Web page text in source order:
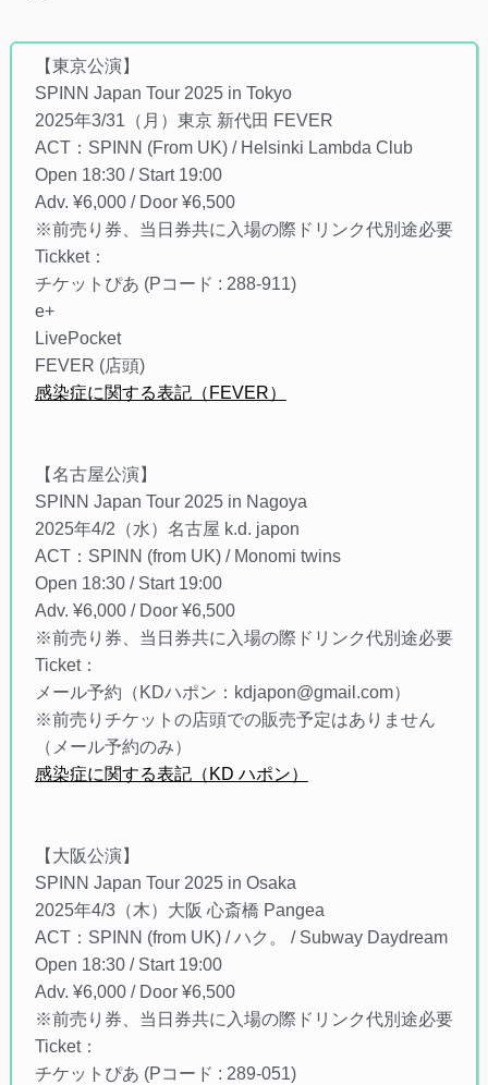
【東京公演】
SPINN Japan Tour 2025 in Tokyo
2025年3/31（月）東京 新代田 FEVER
ACT：SPINN (From UK) / Helsinki Lambda Club
Open 18:30 / Start 19:00
Adv. ¥6,000 / Door ¥6,500
※前売り券、当日券共に入場の際ドリンク代別途必要
Tickket：
チケットぴあ (Pコード : 288-911)
e+
LivePocket
FEVER (店頭)
感染症に関する表記（FEVER）
【名古屋公演】
SPINN Japan Tour 2025 in Nagoya
2025年4/2（水）名古屋 k.d. japon
ACT：SPINN (from UK) / Monomi twins
Open 18:30 / Start 19:00
Adv. ¥6,000 / Door ¥6,500
※前売り券、当日券共に入場の際ドリンク代別途必要
Ticket：
メール予約（KDハポン：kdjapon@gmail.com）
※前売りチケットの店頭での販売予定はありません
（メール予約のみ）
感染症に関する表記（KD ハポン）
【大阪公演】
SPINN Japan Tour 2025 in Osaka
2025年4/3（木）大阪 心斎橋 Pangea
ACT：SPINN (from UK) / ハク。 / Subway Daydream
Open 18:30 / Start 19:00
Adv. ¥6,000 / Door ¥6,500
※前売り券、当日券共に入場の際ドリンク代別途必要
Ticket：
チケットぴあ (Pコード : 289-051)